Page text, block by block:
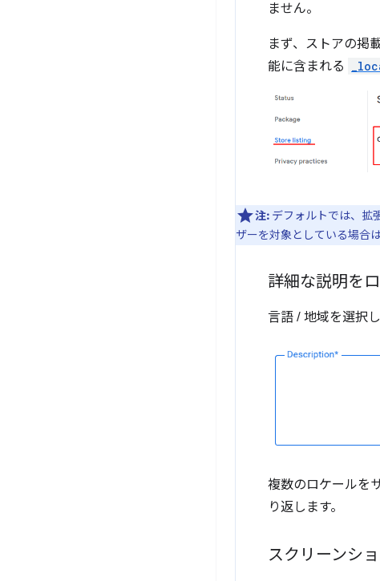
ません。
まず、ストアの掲
能に含まれる
注: デフォルトでは、拡
ザーを対象としている場合
詳細な説明を
言語 / 地域を選択
複数のロケールを
り返します。
スクリーンシ